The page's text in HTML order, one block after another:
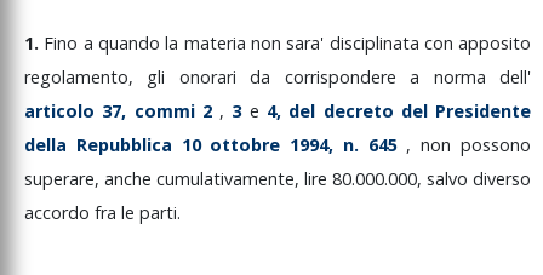
1. Fino a quandola materia nonsara' disciplinata conapposito
regolamento, gli onorarida corrisponderea normadell'
articolo 37, commi 2 , 3 e 4, del decreto del Presidente
della Repubblica 10 ottobre 1994, n. 645 ,nonpossono
superare, anche cumulativamente, lire 80.000.000, salvo diverso
accordo fra le parti.